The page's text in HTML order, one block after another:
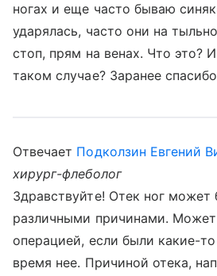
ногах и еще часто бываю
ударялась, часто они на
стоп, прям на венах. Что это?
таком случае? Заранее
Отвечает Подколзин Евгений
хирург-флеболог
Здравствуйте! Отек ног может
различными причинами.
операцией, если были какие-
время нее. Причиной отека,